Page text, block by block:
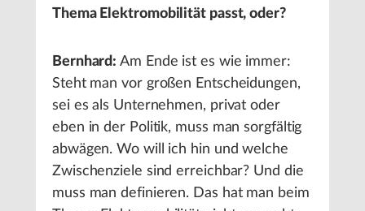
Thema Elektromobilität passt, oder?
Bernhard: Am Ende ist es wie immer:
Steht man vor großen Entscheidungen,
sei es als Unternehmen, privat oder
eben in der Politik, muss man sorgfältig
abwägen. Wo will ich hin und welche
Zwischenziele sind erreichbar? Und die
muss man definieren. Das hat man beim